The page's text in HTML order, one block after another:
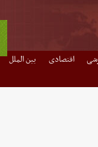
اقتصادی بین الملل